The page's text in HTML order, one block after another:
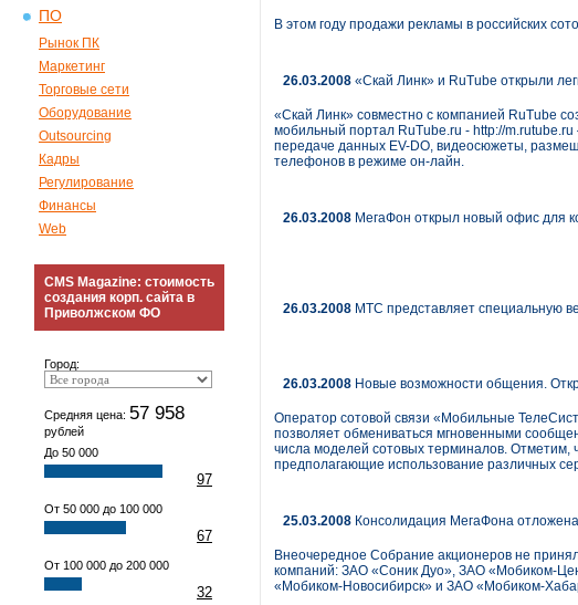
ПО
Рынок ПК
Маркетинг
Торговые сети
Оборудование
Outsourcing
Кадры
Регулирование
Финансы
Web
CMS Magazine: стоимость
создания корп. сайта в
Приволжском ФО
Город:
Средняя цена: 57 958
рублей
До 50 000
97
От 50 000 до 100 000
67
От 100 000 до 200 000
32
В этом году продажи рекламы в российских
26.03.2008 «Скай Линк» и RuTube открыли
«Скай Линк» совместно с компанией RuTube
мобильный портал RuTube.ru - http://
передаче данных EV-DO, видеосюжеты,
телефонов в режиме он-лайн.
26.03.2008 МегаФон открыл новый офис для
26.03.2008 МТС представляет специальную
26.03.2008 Новые возможности общения.
Оператор сотовой связи «Мобильные
позволяет обмениваться мгновенными
числа моделей сотовых терминалов. Отметим,
предполагающие использование различных
25.03.2008 Консолидация МегаФона отложена
Внеочередное Собрание акционеров не
компаний: ЗАО «Соник Дуо», ЗАО «Мобиком-
«Мобиком-Новосибирск» и ЗАО «Мобиком-